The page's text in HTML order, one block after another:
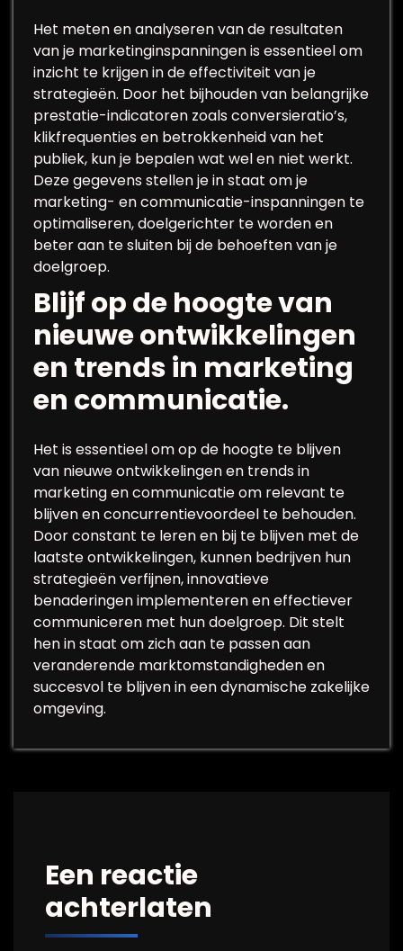
Het meten en analyseren van de resultaten
van je marketinginspanningen is essentieel om
inzicht te krijgen in de effectiviteit van je
strategieën. Door het bijhouden van belangrijke
prestatie-indicatoren zoals conversieratio’s,
klikfrequenties en betrokkenheid van het
publiek, kun je bepalen wat wel en niet werkt.
Deze gegevens stellen je in staat om je
marketing- en communicatie-inspanningen te
optimaliseren, doelgerichter te worden en
beter aan te sluiten bij de behoeften van je
doelgroep.
Blijf op de hoogte van
nieuwe ontwikkelingen
en trends in marketing
en communicatie.
Het is essentieel om op de hoogte te blijven
van nieuwe ontwikkelingen en trends in
marketing en communicatie om relevant te
blijven en concurrentievoordeel te behouden.
Door constant te leren en bij te blijven met de
laatste ontwikkelingen, kunnen bedrijven hun
strategieën verfijnen, innovatieve
benaderingen implementeren en effectiever
communiceren met hun doelgroep. Dit stelt
hen in staat om zich aan te passen aan
veranderende marktomstandigheden en
succesvol te blijven in een dynamische zakelijke
omgeving.
Een reactie
achterlaten